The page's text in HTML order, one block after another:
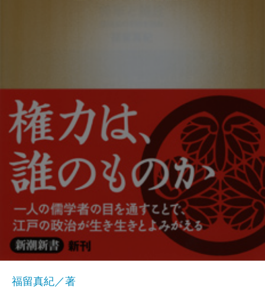
福留真紀／著